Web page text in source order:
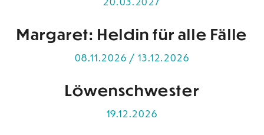
Margaret: Heldin für alle Fälle
08.11.2026 / 13.12.2026
Löwenschwester
19.12.2026